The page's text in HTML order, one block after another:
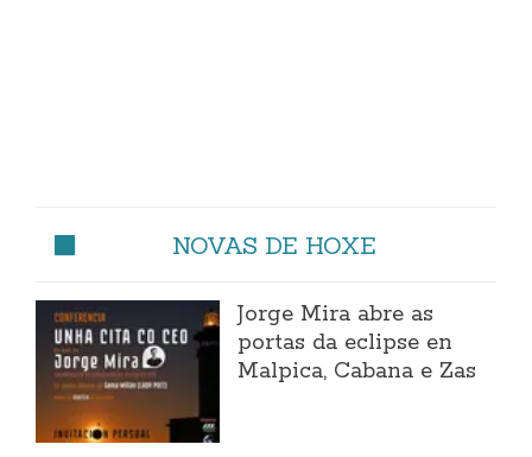
NOVAS DE HOXE
Jorge Mira abre as
portas da eclipse en
Malpica, Cabana e Zas